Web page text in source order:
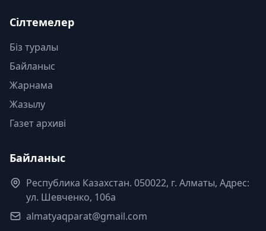
Сілтемелер
Біз туралы
Байланыс
Жарнама
Жазылу
Газет архиві
Байланыс
Республика Казахстан. 050022, г. Алматы, Адрес:
ул. Шевченко, 106а
almatyaqparat@gmail.com